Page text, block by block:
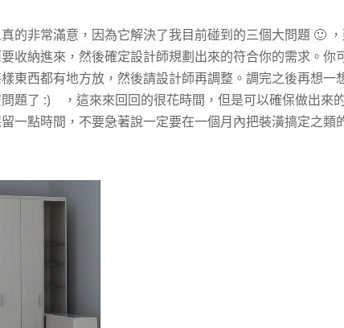
的非常滿意，因為它解決了我目前碰到的三個大問題 🙂
收納進來，然後確定設計師規劃出來的符合你的需求。你
東西都有地方放，然後請設計師再調整。調完之後再想一
題了 :) ，這來來回回的很花時間，但是可以確保做出來
一點時間，不要急著說一定要在一個月內把裝潢搞定之類